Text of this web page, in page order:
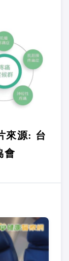
來源: 台
會